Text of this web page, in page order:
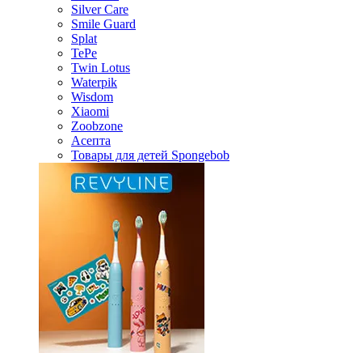
Silver Care
Smile Guard
Splat
TePe
Twin Lotus
Waterpik
Wisdom
Xiaomi
Zoobzone
Асепта
Товары для детей Spongebob